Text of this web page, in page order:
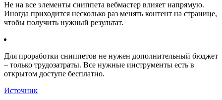
Не на все элементы сниппета вебмастер влияет напрямую.
Иногда приходится несколько раз менять контент на странице,
чтобы получить нужный результат.
Для проработки сниппетов не нужен дополнительный бюджет
– только трудозатраты. Все нужные инструменты есть в
открытом доступе бесплатно.
Источник